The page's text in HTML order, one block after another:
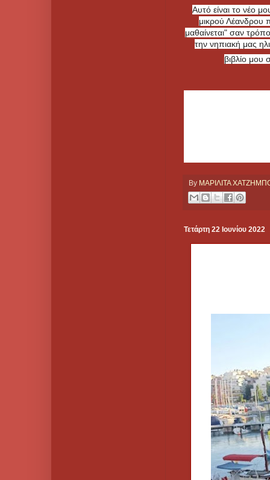
Αυτό είναι το νέο
μικρού Λέανδρου
μαθαίνεται" σαν
την νηπιακή μας
βιβλίο μου
By ΜΑΡΙΛΙΤΑ
Τετάρτη 22 Ιουνίου 2022